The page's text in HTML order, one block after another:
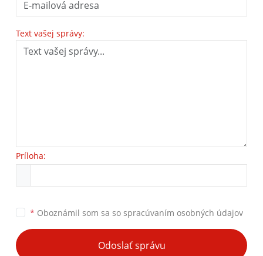
Text vašej správy:
Príloha:
* Oboznámil som sa so spracúvaním osobných údajov
Odoslať správu